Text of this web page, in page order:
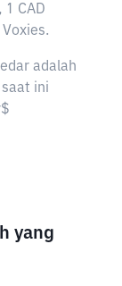
1 CAD
adalah
ini
yang